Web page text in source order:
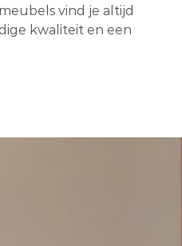
vind je altijd
kwaliteit en een